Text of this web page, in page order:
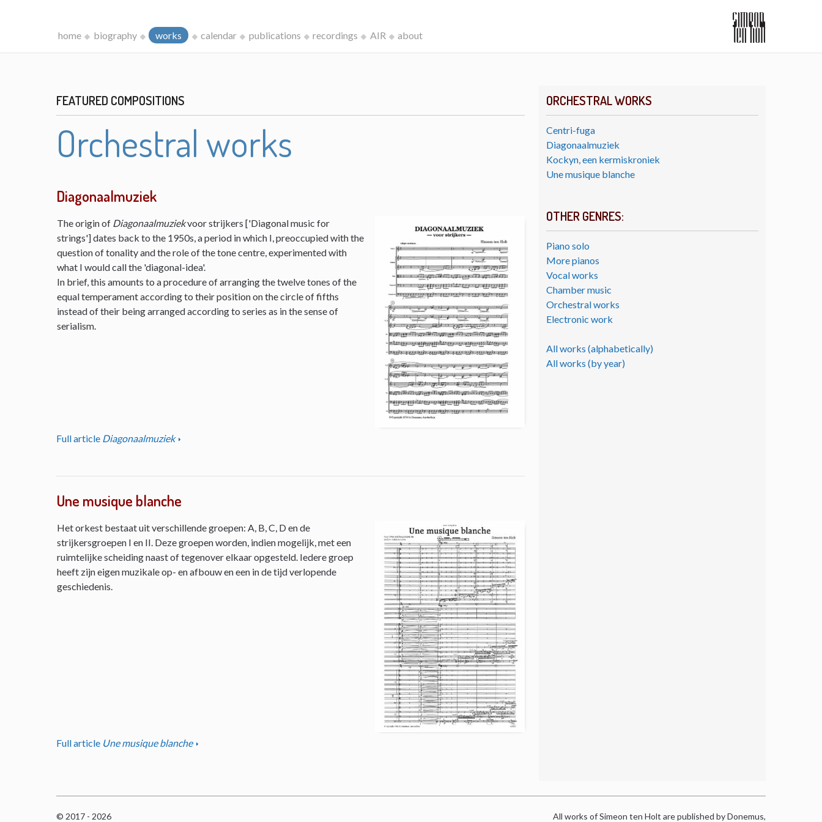
home biography works calendar publications recordings AIR about
ORCHESTRAL WORKS
Centri-fuga
Diagonaalmuziek
Kockyn, een kermiskroniek
Une musique blanche
OTHER GENRES:
Piano solo
More pianos
Vocal works
Chamber music
Orchestral works
Electronic work
All works (alphabetically)
All works (by year)
FEATURED COMPOSITIONS
Orchestral works
Diagonaalmuziek
The origin of Diagonaalmuziekvoor strijkers ['Diagonal music for
strings'] dates back to the 1950s, a period in which I, preoccupied with the
question of tonality and the role of the tone centre, experimented with
what I would call the 'diagonal-idea'.
In brief, this amounts to a procedure of arranging the twelve tones of the
equal temperament according to their position on the circle of fifths
instead of their being arranged according to series as in the sense of
serialism.
Full article Diagonaalmuziek
Une musique blanche
Het orkest bestaat uit verschillende groepen: A, B, C, D en de
strijkersgroepen I en II. Deze groepen worden, indien mogelijk, met een
ruimtelijke scheiding naast of tegenover elkaar opgesteld. Iedere groep
heeft zijn eigen muzikale op- en afbouw en een in de tijd verlopende
geschiedenis.
Full article Une musique blanche
© 2017 - 2026 All works of Simeon ten Holt are published by Donemus,